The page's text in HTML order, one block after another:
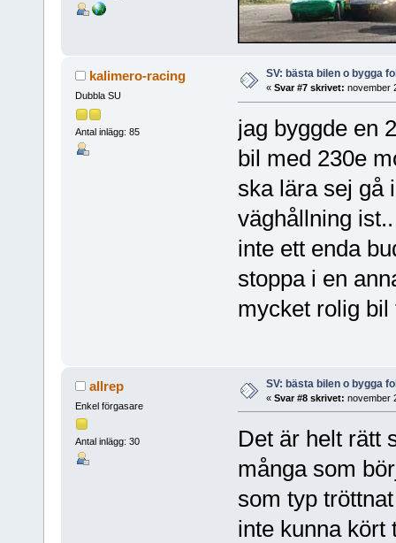
kalimero-racing
Dubbla SU
Antal inlägg: 85
SV: bästa bilen o bygga
« Svar #7 skrivet: november
jag byggde en
bil med 230e
ska lära sej gå
väghållning
inte ett enda
stoppa i en
mycket rolig bil
allrep
Enkel förgasare
Antal inlägg: 30
SV: bästa bilen o bygga
« Svar #8 skrivet: november
Det är helt rätt
många som
som typ
inte kunna kört